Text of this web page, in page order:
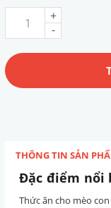
-
+
THÔNG TIN SẢN
Đặc điểm nổi
Thức ăn cho mèo